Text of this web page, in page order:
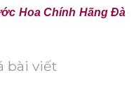
Hoa Chính Hãng Đà
bài viết